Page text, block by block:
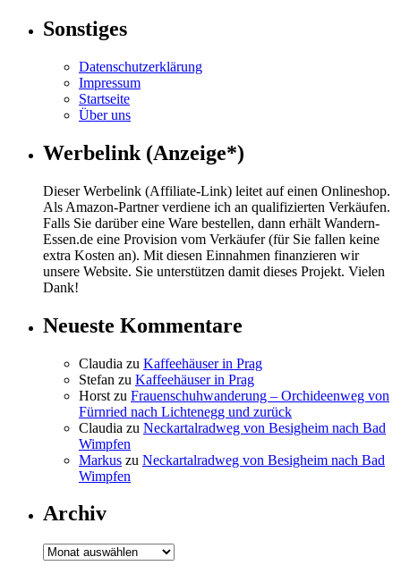
Sonstiges
Datenschutzerklärung
Impressum
Startseite
Über uns
Werbelink (Anzeige*)
Dieser Werbelink (Affiliate-Link) leitet auf einen Onlineshop.
Als Amazon-Partner verdiene ich an qualifizierten Verkäufen.
Falls Sie darüber eine Ware bestellen, dann erhält Wandern-
Essen.de eine Provision vom Verkäufer (für Sie fallen keine
extra Kosten an). Mit diesen Einnahmen finanzieren wir
unsere Website. Sie unterstützen damit dieses Projekt. Vielen
Dank!
Neueste Kommentare
Claudia zu Kaffeehäuser in Prag
Stefan zu Kaffeehäuser in Prag
Horst zu Frauenschuhwanderung – Orchideenweg von
Fürnried nach Lichtenegg und zurück
Claudia zu Neckartalradweg von Besigheim nach Bad
Wimpfen
Markus zu Neckartalradweg von Besigheim nach Bad
Wimpfen
Archiv
Archiv